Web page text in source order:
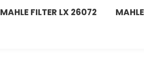
MAHLE FILTER LX 26072